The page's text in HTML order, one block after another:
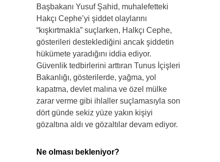
Başbakanı Yusuf Şahid, muhalefetteki
Hakçı Cephe’yi şiddet olaylarını
“kışkırtmakla” suçlarken, Halkçı Cephe,
gösterileri desteklediğini ancak şiddetin
hükümete yaradığını iddia ediyor.
Güvenlik tedbirlerini arttıran Tunus İçişleri
Bakanlığı, gösterilerde, yağma, yol
kapatma, devlet malına ve özel mülke
zarar verme gibi ihlaller suçlamasıyla son
dört günde sekiz yüze yakın kişiyi
gözaltına aldı ve gözaltılar devam ediyor.
Ne olması bekleniyor?